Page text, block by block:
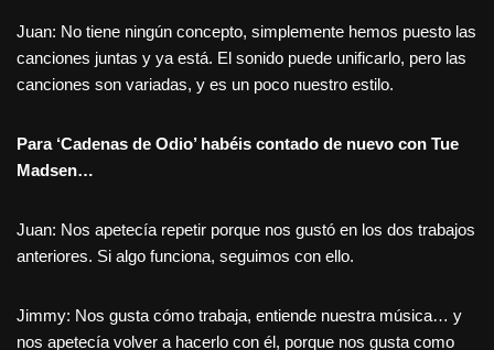
Juan: No tiene ningún concepto, simplemente hemos puesto las
canciones juntas y ya está. El sonido puede unificarlo, pero las
canciones son variadas, y es un poco nuestro estilo.
Para ‘Cadenas de Odio’ habéis contado de nuevo con Tue
Madsen…
Juan: Nos apetecía repetir porque nos gustó en los dos trabajos
anteriores. Si algo funciona, seguimos con ello.
Jimmy: Nos gusta cómo trabaja, entiende nuestra música… y
nos apetecía volver a hacerlo con él, porque nos gusta como